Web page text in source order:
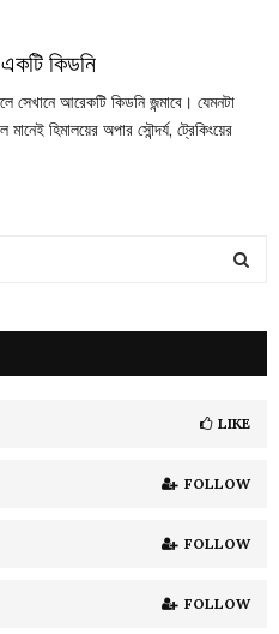
কিডনি
সেখানে আরেকটি কিডনি জন্মাবে। যেমনটা
হিমালয়ের অপার সৌন্দর্য, ট্রেকিংয়ের
H
LIKE
FOLLOW
FOLLOW
FOLLOW